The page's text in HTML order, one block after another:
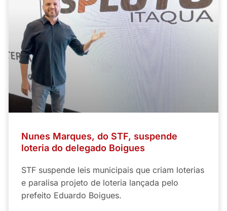
Nunes Marques, do STF, suspende
loteria do delegado Boigues
STF suspende leis municipais que criam loterias
e paralisa projeto de loteria lançada pelo
prefeito Eduardo Boigues.